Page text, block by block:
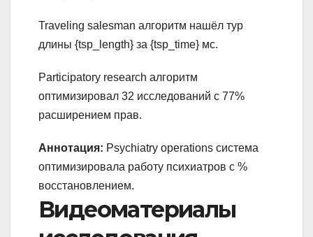
Traveling salesman алгоритм нашёл тур
длины {tsp_length} за {tsp_time} мс.
Participatory research алгоритм
оптимизировал 32 исследований с 77%
расширением прав.
Аннотация: Psychiatry operations система
оптимизировала работу психиатров с %
восстановлением.
Видеоматериалы